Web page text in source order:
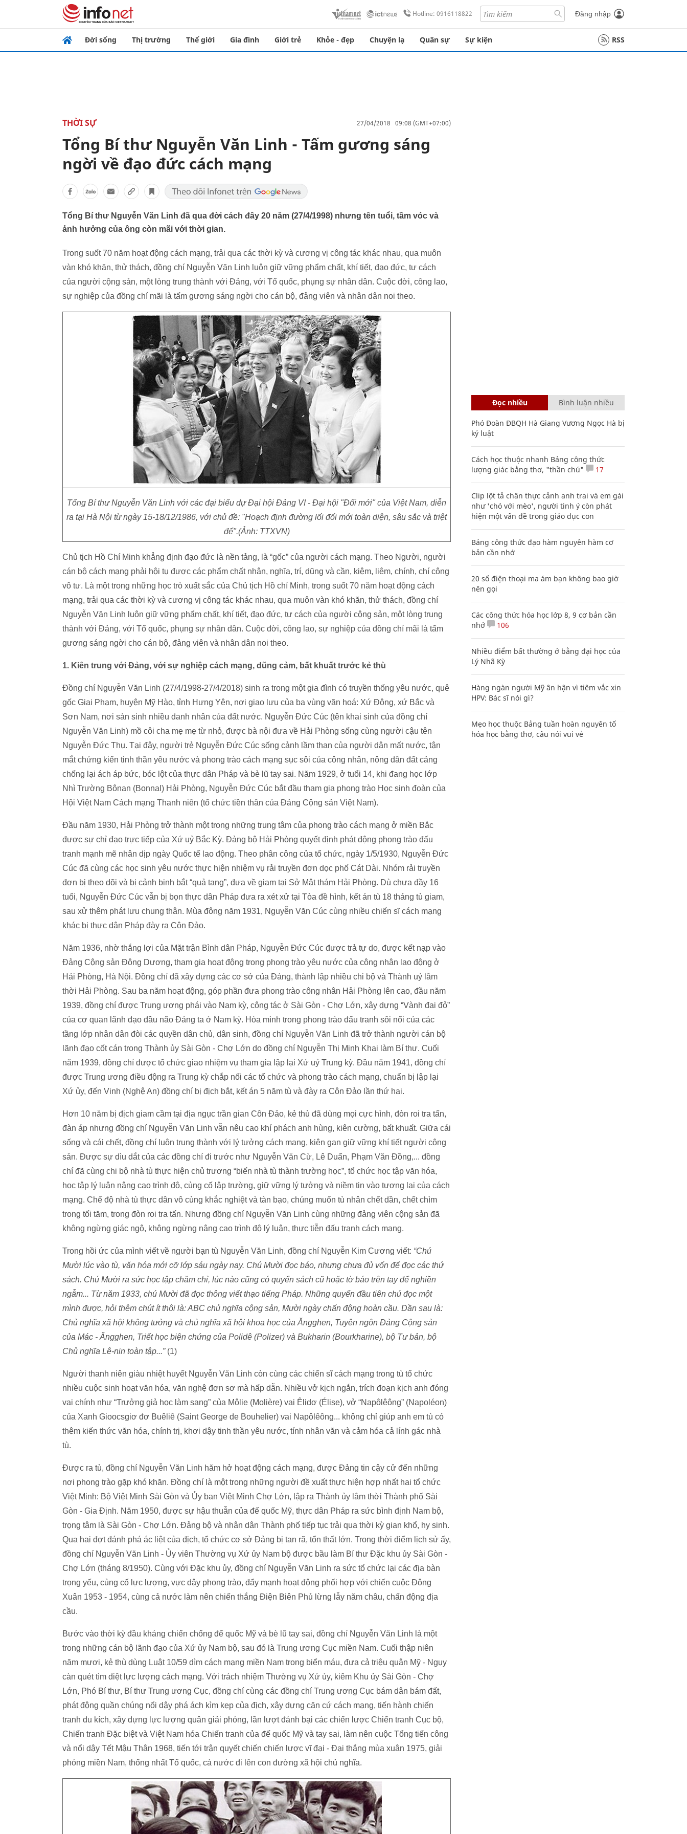
Hotline: 0916118822 Đăng nhập
Đời sống Thị trường Thế giới Gia đình Giới trẻ Khỏe - đẹp Chuyện lạ Quân sự Sự kiện RSS
THỜI SỰ 27/04/2018 09:08 (GMT+07:00)
Tổng Bí thư Nguyễn Văn Linh - Tấm gương sáng
ngời về đạo đức cách mạng
Tổng Bí thư Nguyễn Văn Linh đã qua đời cách đây 20 năm (27/4/1998) nhưng tên tuổi, tầm vóc và
ảnh hưởng của ông còn mãi với thời gian.
Trong suốt 70 năm hoạt động cách mạng, trải qua các thời kỳ và cương vị công tác khác nhau, qua muôn
vàn khó khăn, thử thách, đồng chí Nguyễn Văn Linh luôn giữ vững phẩm chất, khí tiết, đạo đức, tư cách
của người cộng sản, một lòng trung thành với Đảng, với Tổ quốc, phụng sự nhân dân. Cuộc đời, công lao,
sự nghiệp của đồng chí mãi là tấm gương sáng ngời cho cán bộ, đảng viên và nhân dân noi theo.
Tổng Bí thư Nguyễn Văn Linh với các đại biểu dự Đại hội Đảng VI - Đại hội "Đổi mới" của Việt Nam, diễn
ra tại Hà Nội từ ngày 15-18/12/1986, với chủ đề: "Hoạch định đường lối đổi mới toàn diện, sâu sắc và triệt
để".(Ảnh: TTXVN)
Chủ tịch Hồ Chí Minh khẳng định đạo đức là nền tảng, là “gốc” của người cách mạng. Theo Người, người
cán bộ cách mạng phải hội tụ được các phẩm chất nhân, nghĩa, trí, dũng và cần, kiệm, liêm, chính, chí công
vô tư. Là một trong những học trò xuất sắc của Chủ tịch Hồ chí Minh, trong suốt 70 năm hoạt động cách
mạng, trải qua các thời kỳ và cương vị công tác khác nhau, qua muôn vàn khó khăn, thử thách, đồng chí
Nguyễn Văn Linh luôn giữ vững phẩm chất, khí tiết, đạo đức, tư cách của người cộng sản, một lòng trung
thành với Đảng, với Tổ quốc, phụng sự nhân dân. Cuộc đời, công lao, sự nghiệp của đồng chí mãi là tấm
gương sáng ngời cho cán bộ, đảng viên và nhân dân noi theo.
1. Kiên trung với Đảng, với sự nghiệp cách mạng, dũng cảm, bất khuất trước kẻ thù
Đồng chí Nguyễn Văn Linh (27/4/1998-27/4/2018) sinh ra trong một gia đình có truyền thống yêu nước, quê
gốc Giai Phạm, huyện Mỹ Hào, tỉnh Hưng Yên, nơi giao lưu của ba vùng văn hoá: Xứ Đông, xứ Bắc và
Sơn Nam, nơi sản sinh nhiều danh nhân của đất nước. Nguyễn Đức Cúc (tên khai sinh của đồng chí
Nguyễn Văn Linh) mồ côi cha mẹ mẹ từ nhỏ, được bà nội đưa về Hải Phòng sống cùng người cậu tên
Nguyễn Đức Thụ. Tại đây, người trẻ Nguyễn Đức Cúc sống cảnh lầm than của người dân mất nước, tận
mắt chứng kiến tinh thần yêu nước và phong trào cách mạng sục sôi của công nhân, nông dân đất cảng
chống lại ách áp bức, bóc lột của thực dân Pháp và bè lũ tay sai. Năm 1929, ở tuổi 14, khi đang học lớp
Nhì Trường Bônan (Bonnal) Hải Phòng, Nguyễn Đức Cúc bắt đầu tham gia phong trào Học sinh đoàn của
Hội Việt Nam Cách mạng Thanh niên (tổ chức tiền thân của Đảng Cộng sản Việt Nam).
Đầu năm 1930, Hải Phòng trở thành một trong những trung tâm của phong trào cách mạng ở miền Bắc
được sự chỉ đạo trực tiếp của Xứ uỷ Bắc Kỳ. Đảng bộ Hải Phòng quyết định phát động phong trào đấu
tranh mạnh mẽ nhân dịp ngày Quốc tế lao động. Theo phân công của tổ chức, ngày 1/5/1930, Nguyễn Đức
Cúc đã cùng các học sinh yêu nước thực hiện nhiệm vụ rải truyền đơn dọc phố Cát Dài. Nhóm rải truyền
đơn bị theo dõi và bị cảnh binh bắt “quả tang”, đưa về giam tại Sở Mật thám Hải Phòng. Dù chưa đầy 16
tuổi, Nguyễn Đức Cúc vẫn bị bọn thực dân Pháp đưa ra xét xử tại Tòa đề hình, kết án tù 18 tháng tù giam,
sau xử thêm phát lưu chung thân. Mùa đông năm 1931, Nguyễn Văn Cúc cùng nhiều chiến sĩ cách mạng
khác bị thực dân Pháp đày ra Côn Đảo.
Năm 1936, nhờ thắng lợi của Mặt trận Bình dân Pháp, Nguyễn Đức Cúc được trả tự do, được kết nạp vào
Đảng Cộng sản Đông Dương, tham gia hoạt động trong phong trào yêu nước của công nhân lao động ở
Hải Phòng, Hà Nội. Đồng chí đã xây dựng các cơ sở của Đảng, thành lập nhiều chi bộ và Thành uỷ lâm
thời Hải Phòng. Sau ba năm hoạt động, góp phần đưa phong trào công nhân Hải Phòng lên cao, đầu năm
1939, đồng chí được Trung ương phái vào Nam kỳ, công tác ở Sài Gòn - Chợ Lớn, xây dựng “Vành đai đỏ”
của cơ quan lãnh đạo đầu não Đảng ta ở Nam kỳ. Hòa mình trong phong trào đấu tranh sôi nổi của các
tầng lớp nhân dân đòi các quyền dân chủ, dân sinh, đồng chí Nguyễn Văn Linh đã trở thành người cán bộ
lãnh đạo cốt cán trong Thành ủy Sài Gòn - Chợ Lớn do đồng chí Nguyễn Thị Minh Khai làm Bí thư. Cuối
năm 1939, đồng chí được tổ chức giao nhiệm vụ tham gia lập lại Xứ uỷ Trung kỳ. Đầu năm 1941, đồng chí
được Trung ương điều động ra Trung kỳ chắp nối các tổ chức và phong trào cách mạng, chuẩn bị lập lại
Xứ ủy, đến Vinh (Nghệ An) đồng chí bị địch bắt, kết án 5 năm tù và đày ra Côn Đảo lần thứ hai.
Hơn 10 năm bị địch giam cầm tại địa ngục trần gian Côn Đảo, kẻ thù đã dùng mọi cực hình, đòn roi tra tấn,
đàn áp nhưng đồng chí Nguyễn Văn Linh vẫn nêu cao khí phách anh hùng, kiên cường, bất khuất. Giữa cái
sống và cái chết, đồng chí luôn trung thành với lý tưởng cách mạng, kiên gan giữ vững khí tiết người cộng
sản. Được sự dìu dắt của các đồng chí đi trước như Nguyễn Văn Cừ, Lê Duẩn, Phạm Văn Đồng,... đồng
chí đã cùng chi bộ nhà tù thực hiện chủ trương “biến nhà tù thành trường học”, tổ chức học tập văn hóa,
học tập lý luận nâng cao trình độ, củng cố lập trường, giữ vững lý tưởng và niềm tin vào tương lai của cách
mạng. Chế độ nhà tù thực dân vô cùng khắc nghiệt và tàn bạo, chúng muốn tù nhân chết dần, chết chìm
trong tối tăm, trong đòn roi tra tấn. Nhưng đồng chí Nguyễn Văn Linh cùng những đảng viên cộng sản đã
không ngừng giác ngộ, không ngừng nâng cao trình độ lý luận, thực tiễn đấu tranh cách mạng.
Trong hồi ức của mình viết về người bạn tù Nguyễn Văn Linh, đồng chí Nguyễn Kim Cương viết: “Chú
Mười lúc vào tù, văn hóa mới cỡ lớp sáu ngày nay. Chú Mười đọc báo, nhưng chưa đủ vốn để đọc các thứ
sách. Chú Mười ra sức học tập chăm chỉ, lúc nào cũng có quyển sách cũ hoặc tờ báo trên tay để nghiền
ngẫm... Từ năm 1933, chú Mười đã đọc thông viết thạo tiếng Pháp. Những quyển đầu tiên chú đọc một
mình được, hỏi thêm chút ít thôi là: ABC chủ nghĩa cộng sản, Mười ngày chấn động hoàn cầu. Dần sau là:
Chủ nghĩa xã hội không tưởng và chủ nghĩa xã hội khoa học của Ăngghen, Tuyên ngôn Đảng Cộng sản
của Mác - Ăngghen, Triết học biện chứng của Polidê (Polizer) và Bukharin (Bourkharine), bộ Tư bản, bộ
Chủ nghĩa Lê-nin toàn tập...”(1)
Người thanh niên giàu nhiệt huyết Nguyễn Văn Linh còn cùng các chiến sĩ cách mạng trong tù tổ chức
nhiều cuộc sinh hoạt văn hóa, văn nghệ đơn sơ mà hấp dẫn. Nhiều vở kịch ngắn, trích đoạn kịch anh đóng
vai chính như “Trưởng giả học làm sang” của Môlie (Molière) vai Êlidơ (Élise), vở “Napôlêông” (Napoléon)
của Xanh Gioocsgiơ đơ Buêliê (Saint George de Bouhelier) vai Napôlêông... không chỉ giúp anh em tù có
thêm kiến thức văn hóa, chính trị, khơi dậy tinh thần yêu nước, tính nhân văn và cảm hóa cả lính gác nhà
tù.
Được ra tù, đồng chí Nguyễn Văn Linh hăm hở hoạt động cách mạng, được Đảng tin cậy cử đến những
nơi phong trào gặp khó khăn. Đồng chí là một trong những người đề xuất thực hiện hợp nhất hai tổ chức
Việt Minh: Bộ Việt Minh Sài Gòn và Ủy ban Việt Minh Chợ Lớn, lập ra Thành ủy lâm thời Thành phố Sài
Gòn - Gia Định. Năm 1950, được sự hậu thuẫn của đế quốc Mỹ, thực dân Pháp ra sức bình định Nam bộ,
trọng tâm là Sài Gòn - Chợ Lớn. Đảng bộ và nhân dân Thành phố tiếp tục trải qua thời kỳ gian khổ, hy sinh.
Qua hai đợt đánh phá ác liệt của địch, tổ chức cơ sở Đảng bị tan rã, tổn thất lớn. Trong thời điểm lịch sử ấy,
đồng chí Nguyễn Văn Linh - Ủy viên Thường vụ Xứ ủy Nam bộ được bầu làm Bí thư Đặc khu ủy Sài Gòn -
Chợ Lớn (tháng 8/1950). Cùng với Đặc khu ủy, đồng chí Nguyễn Văn Linh ra sức tổ chức lại các địa bàn
trọng yếu, củng cố lực lượng, vực dậy phong trào, đẩy mạnh hoạt động phối hợp với chiến cuộc Đông
Xuân 1953 - 1954, cùng cả nước làm nên chiến thắng Điện Biên Phủ lừng lẫy năm châu, chấn động địa
cầu.
Bước vào thời kỳ đầu kháng chiến chống đế quốc Mỹ và bè lũ tay sai, đồng chí Nguyễn Văn Linh là một
trong những cán bộ lãnh đạo của Xứ ủy Nam bộ, sau đó là Trung ương Cục miền Nam. Cuối thập niên
năm mươi, kẻ thù dùng Luật 10/59 dìm cách mạng miền Nam trong biển máu, đưa cả triệu quân Mỹ - Ngụy
càn quét tìm diệt lực lượng cách mạng. Với trách nhiệm Thường vụ Xứ ủy, kiêm Khu ủy Sài Gòn - Chợ
Lớn, Phó Bí thư, Bí thư Trung ương Cục, đồng chí cùng các đồng chí Trung ương Cục bám dân bám đất,
phát động quần chúng nổi dậy phá ách kìm kẹp của địch, xây dựng căn cứ cách mạng, tiến hành chiến
tranh du kích, xây dựng lực lượng quân giải phóng, lần lượt đánh bại các chiến lược Chiến tranh Cục bộ,
Chiến tranh Đặc biệt và Việt Nam hóa Chiến tranh của đế quốc Mỹ và tay sai, làm nên cuộc Tổng tiến công
và nổi dậy Tết Mậu Thân 1968, tiến tới trận quyết chiến chiến lược vĩ đại - Đại thắng mùa xuân 1975, giải
phóng miền Nam, thống nhất Tổ quốc, cả nước đi lên con đường xã hội chủ nghĩa.
Đọc nhiều Bình luận nhiều
Phó Đoàn ĐBQH Hà Giang Vương Ngọc Hà bị
kỷ luật
Cách học thuộc nhanh Bảng công thức
lượng giác bằng thơ, "thần chú"
17
Clip lột tả chân thực cảnh anh trai và em gái
như 'chó với mèo', người tinh ý còn phát
hiện một vấn đề trong giáo dục con
Bảng công thức đạo hàm nguyên hàm cơ
bản cần nhớ
20 số điện thoại ma ám bạn không bao giờ
nên gọi
Các công thức hóa học lớp 8, 9 cơ bản cần
nhớ
106
Nhiều điểm bất thường ở bằng đại học của
Lý Nhã Kỳ
Hàng ngàn người Mỹ ân hận vì tiêm vắc xin
HPV: Bác sĩ nói gì?
Mẹo học thuộc Bảng tuần hoàn nguyên tố
hóa học bằng thơ, câu nói vui vẻ